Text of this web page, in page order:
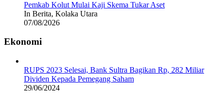
Pemkab Kolut Mulai Kaji Skema Tukar Aset
In Berita, Kolaka Utara
07/08/2026
Ekonomi
RUPS 2023 Selesai, Bank Sultra Bagikan Rp, 282 Miliar
Dividen Kepada Pemegang Saham
29/06/2024